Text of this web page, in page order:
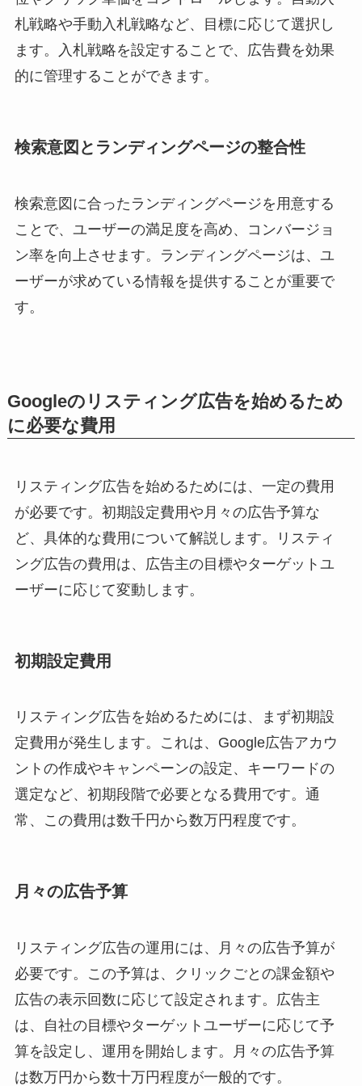
札戦略や手動入札戦略など、目標に応じて選択し
ます。入札戦略を設定することで、広告費を効果
的に管理することができます。
検索意図とランディングページの整合性
検索意図に合ったランディングページを用意する
ことで、ユーザーの満足度を高め、コンバージョ
ン率を向上させます。ランディングページは、ユ
ーザーが求めている情報を提供することが重要で
す。
Googleのリスティング広告を始めるため
に必要な費用
リスティング広告を始めるためには、一定の費用
が必要です。初期設定費用や月々の広告予算な
ど、具体的な費用について解説します。リスティ
ング広告の費用は、広告主の目標やターゲットユ
ーザーに応じて変動します。
初期設定費用
リスティング広告を始めるためには、まず初期設
定費用が発生します。これは、Google広告アカウ
ントの作成やキャンペーンの設定、キーワードの
選定など、初期段階で必要となる費用です。通
常、この費用は数千円から数万円程度です。
月々の広告予算
リスティング広告の運用には、月々の広告予算が
必要です。この予算は、クリックごとの課金額や
広告の表示回数に応じて設定されます。広告主
は、自社の目標やターゲットユーザーに応じて予
算を設定し、運用を開始します。月々の広告予算
は数万円から数十万円程度が一般的です。